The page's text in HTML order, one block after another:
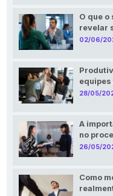
O que
revelar
02/06/
28/05/
A
no
26/05/
Como